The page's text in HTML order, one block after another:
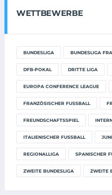
WETTBEWERBE
BUNDESLIGA BUNDESLIGA
DFB-POKAL DRITTE LIGA
EUROPA CONFERENCE LEAGUE
FRANZÖSISCHER FUSSBALL
FREUNDSCHAFTSSPIEL
ITALIENISCHER FUSSBALL
REGIONALLIGA SPANISCHER
ZWEITE BUNDESLIGA ZWEITE